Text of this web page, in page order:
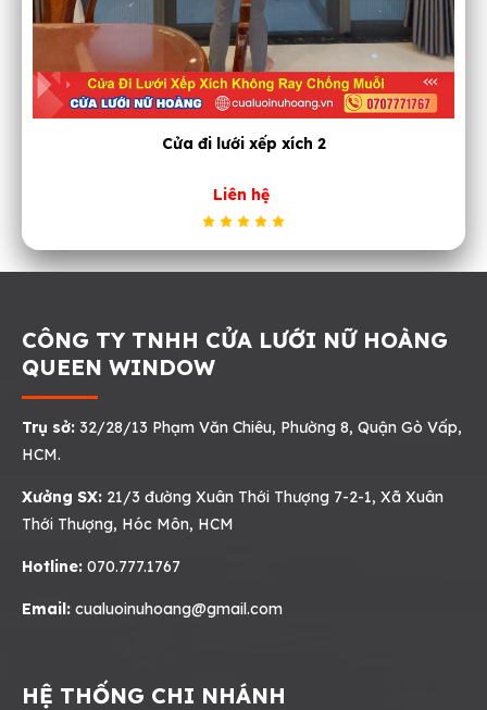
Cửa đi lưới xếp xích 2
Liên hệ
CÔNG TY TNHH CỬA LƯỚI NỮ HOÀNG
QUEEN WINDOW
Trụ sở: 32/28/13 Phạm Văn Chiêu, Phường 8, Quận Gò Vấp,
HCM.
Xưởng SX: 21/3 đường Xuân Thới Thượng 7-2-1, Xã Xuân
Thới Thượng, Hóc Môn, HCM
Hotline: 070.777.1767
Email: cualuoinuhoang@gmail.com
HỆ THỐNG CHI NHÁNH